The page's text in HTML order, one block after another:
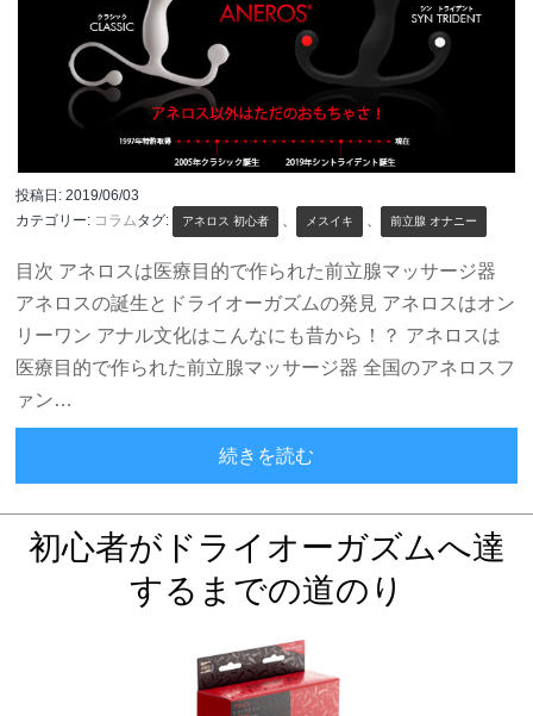
投稿日:2019/06/03
カテゴリー: コラムタグ: アネロス 初心者 、 メスイキ 、 前立腺 オナニー
目次 アネロスは医療目的で作られた前立腺マッサージ器
アネロスの誕生とドライオーガズムの発見 アネロスはオン
リーワン アナル文化はこんなにも昔から！？ アネロスは
医療目的で作られた前立腺マッサージ器 全国のアネロスフ
ァン…
続きを読む
初心者がドライオーガズムへ達
するまでの道のり